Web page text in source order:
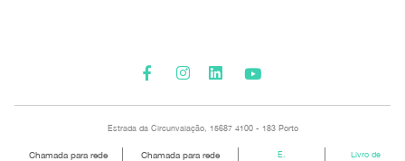
Estrada da Circunvalação, 15687 4100 - 183 Porto
Chamada para rede
Chamada para rede
E.
Livro de